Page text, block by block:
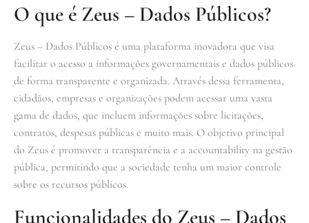
O que é Zeus – Dados Públicos?
Zeus – Dados Públicos é uma plataforma inovadora que visa
facilitar o acesso a informações governamentais e dados públicos
de forma transparente e organizada. Através dessa ferramenta,
cidadãos, empresas e organizações podem acessar uma vasta
gama de dados, que incluem informações sobre licitações,
contratos, despesas públicas e muito mais. O objetivo principal
do Zeus é promover a transparência e a accountability na gestão
pública, permitindo que a sociedade tenha um maior controle
sobre os recursos públicos.
Funcionalidades do Zeus – Dados